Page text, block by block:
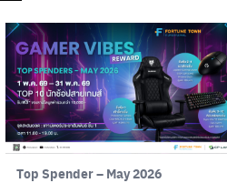
Top Spender – May 2026